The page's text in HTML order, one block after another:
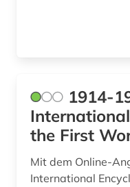
begräbnis (1)
behinderung (2)
behörde (1)
1914-
the First
Mit dem Online-
International